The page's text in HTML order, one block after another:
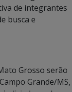
de integrantes
busca e
Grosso serão
Grande/MS,